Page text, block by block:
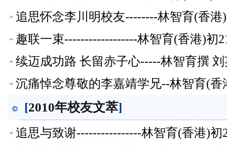
追思怀念李川明校友--------林智育(香港
趣联一束------------------林智育(香港)初
续迈成功路 长留赤子心-----林智育撰
沉痛悼念尊敬的李嘉靖学兄--林智育(香
[2010年校友文萃]
追思与致谢----------------林智育(香港)初